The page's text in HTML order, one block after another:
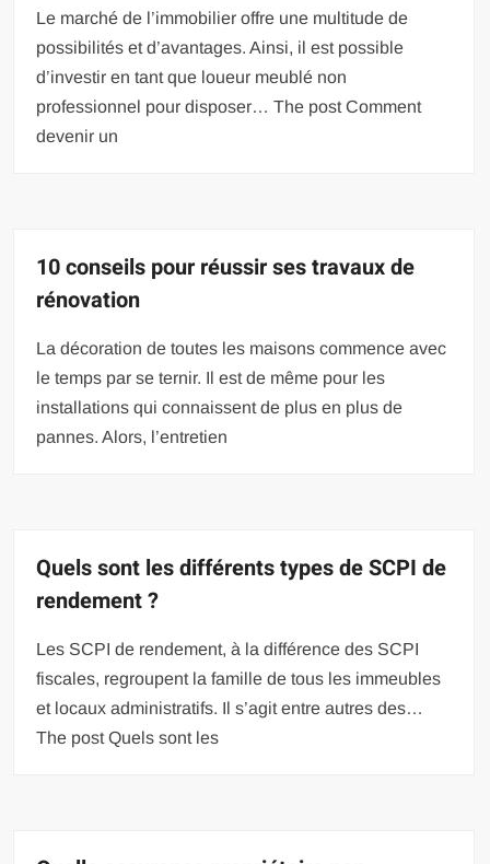
Le marché de l’immobilier offre une multitude de
possibilités et d’avantages. Ainsi, il est possible
d’investir en tant que loueur meublé non
professionnel pour disposer… The post Comment
devenir un
10 conseils pour réussir ses travaux de
rénovation
La décoration de toutes les maisons commence avec
le temps par se ternir. Il est de même pour les
installations qui connaissent de plus en plus de
pannes. Alors, l’entretien
Quels sont les différents types de SCPI de
rendement ?
Les SCPI de rendement, à la différence des SCPI
fiscales, regroupent la famille de tous les immeubles
et locaux administratifs. Il s’agit entre autres des…
The post Quels sont les